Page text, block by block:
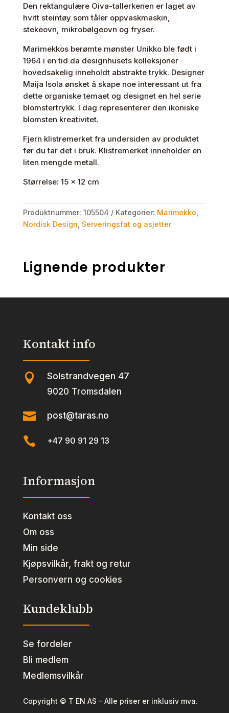
white,
black
antall
Den rektangulære Oiva-tallerkenen er laget av
hvitt steintøy som tåler oppvaskmaskin,
stekeovn, mikrobølgeovn og fryser.
Marimekkos berømte mønster Unikko ble født i
1964 i en tid da designhusets kolleksjoner
hovedsakelig inneholdt abstrakte trykk. Designer
Maija Isola ønsket å skape noe interessant ut fra
dette organiske temaet og designet en hel serie
blomstertrykk. I dag representerer den ikoniske
blomsten kreativitet.
Fjern klistremerket fra undersiden av produktet
før du tar det i bruk. Klistremerket inneholder en
liten mengde metall.
Størrelse: 15 x 12 cm
Produktnummer: 105504 Kategorier: Marimekko
Nordisk Design Serveringsfat og asjetter
Lignende produkter
Kontakt info
 Solstrandvegen 47
9020 Tromsdalen
 post@taras.no
 +47 90 91 29 13
Informasjon
Kontakt oss
Om oss
Min side
Kjøpsvilkår, frakt og retur
Personvern og cookies
Kundeklubb
Se fordeler
Bli medlem
Medlemsvilkår
Copyright © T EN AS – Alle priser er inklusiv mva.